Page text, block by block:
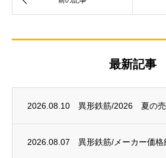
最新記事
2026.08.10 異形鉄筋/2026 夏の売
2026.08.07